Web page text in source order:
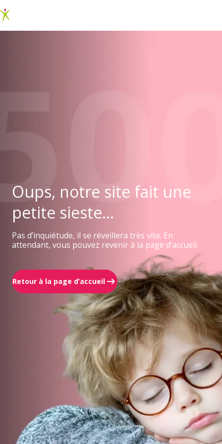
Oups, notre site fait une
petite sieste...
Pas d’inquiétude, il se réveillera très vite. En
attendant, vous pouvez revenir à la page d’accueil.
Retour à la page d’accueil